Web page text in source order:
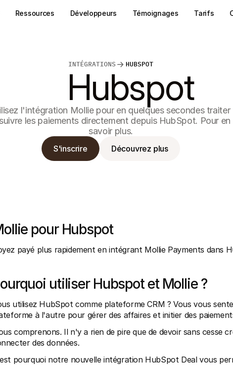
INTÉGRATIONS HUBSPOT
Hubspot
l'intégration Mollie pour en quelques secondes traiter
les paiements directement depuis HubSpot. Pour en
savoir plus.
S'inscrire Découvrez plus
pour Hubspot
payé plus rapidement en intégrant Mollie Payments dans
utiliser Hubspot et Mollie ?
utilisez HubSpot comme plateforme CRM ? Vous vous
à l'autre pour gérer des affaires et initier des
comprenons. Il n'y a rien de pire que de devoir sans cesse
des données.
pourquoi notre nouvelle intégration HubSpot Deal vous
Ressources Développeurs Témoignages Tarifs